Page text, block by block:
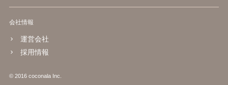
会社情報
運営会社
採用情報
© 2016 coconala Inc.